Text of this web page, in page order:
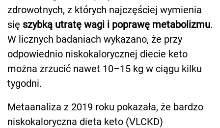
zdrowotnych, z których najczęściej wymienia
się szybką utratę wagi i poprawę metabolizmu.
W licznych badaniach wykazano, że przy
odpowiednio niskokalorycznej diecie keto
można zrzucić nawet 10–15 kg w ciągu kilku
tygodni.
Metaanaliza z 2019 roku pokazała, że bardzo
niskokaloryczna dieta keto (VLCKD)